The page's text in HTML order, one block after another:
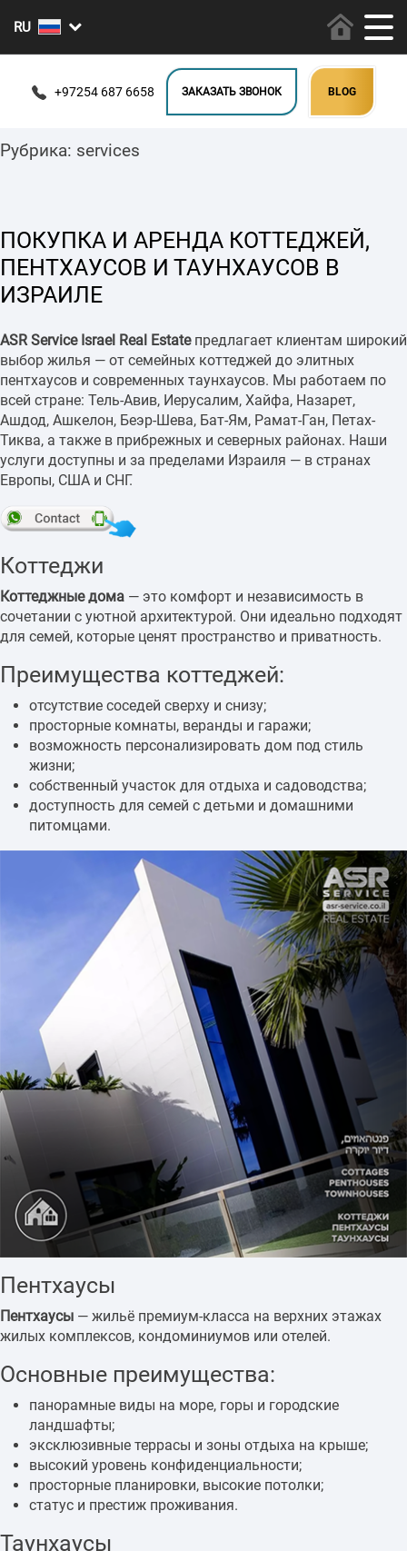
+97254 687 6658 ЗАКАЗАТЬ ЗВОНОК BLOG
Рубрика: services
ПОКУПКА И АРЕНДА КОТТЕДЖЕЙ,
ПЕНТХАУСОВ И ТАУНХАУСОВ В
ИЗРАИЛЕ
ASR Service Israel Real Estateпредлагает клиентам широкий
выбор жилья — от семейных коттеджей до элитных
пентхаусов и современных таунхаусов. Мы работаем по
всей стране: Тель-Авив, Иерусалим, Хайфа, Назарет,
Ашдод, Ашкелон, Беэр-Шева, Бат-Ям, Рамат-Ган, Петах-
Тиква, а также в прибрежных и северных районах. Наши
услуги доступны и за пределами Израиля — в странах
Европы, США и СНГ.
Коттеджи
Коттеджные дома — это комфорт и независимость в
сочетании с уютной архитектурой. Они идеально подходят
для семей, которые ценят пространство и приватность.
Преимущества коттеджей:
отсутствие соседей сверху и снизу;
просторные комнаты, веранды и гаражи;
возможность персонализировать дом под стиль
жизни;
собственный участок для отдыха и садоводства;
доступность для семей с детьми и домашними
питомцами.
Пентхаусы
Пентхаусы — жильё премиум-класса на верхних этажах
жилых комплексов, кондоминиумов или отелей.
Основные преимущества:
панорамные виды на море, горы и городские
ландшафты;
эксклюзивные террасы и зоны отдыха на крыше;
высокий уровень конфиденциальности;
просторные планировки, высокие потолки;
статус и престиж проживания.
Таунхаусы